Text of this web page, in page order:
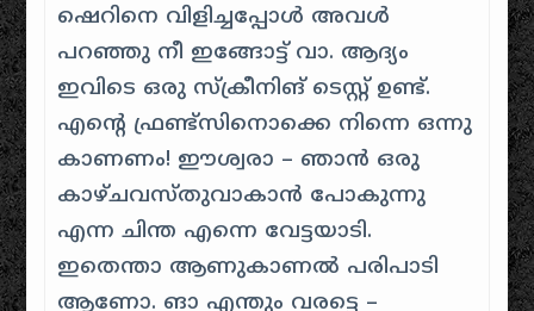
ഷെറിനെ വിളിച്ചപ്പോള്‍ അവൾ
പറഞ്ഞു നീ ഇങ്ങോട്ട് വാ. ആദ്യം
ഇവിടെ ഒരു സ്ക്രീനിങ് ടെസ്റ്റ് ഉണ്ട്.
എന്റെ ഫ്രണ്ട്സിനൊക്കെ നിന്നെ ഒന്നു
കാണണം! ഈശ്വരാ – ഞാന്‍ ഒരു
കാഴ്ചവസ്തുവാകാന്‍ പോകുന്നു
എന്ന ചിന്ത എന്നെ വേട്ടയാടി.
ഇതെന്താ ആണുകാണല്‍ പരിപാടി
ആണോ. ങാ എന്തും വരട്ടെ –